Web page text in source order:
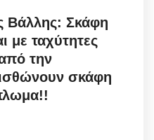
Βάλλης: Σκάφη
με ταχύτητες
την
σκάφη